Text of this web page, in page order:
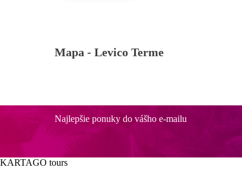
Mapa - Levico Terme
Najlepšie ponuky do vášho e-mailu
KARTAGO tours